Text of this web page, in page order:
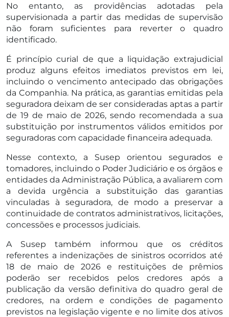
No entanto, as providências adotadas pela
supervisionada a partir das medidas de supervisão
não foram suficientes para reverter o quadro
identificado.
É princípio curial de que a liquidação extrajudicial
produz alguns efeitos imediatos previstos em lei,
incluindo o vencimento antecipado das obrigações
da Companhia. Na prática, as garantias emitidas pela
seguradora deixam de ser consideradas aptas a partir
de 19 de maio de 2026, sendo recomendada a sua
substituição por instrumentos válidos emitidos por
seguradoras com capacidade financeira adequada.
Nesse contexto, a Susep orientou segurados e
tomadores, incluindo o Poder Judiciário e os órgãos e
entidades da Administração Pública, a avaliarem com
a devida urgência a substituição das garantias
vinculadas à seguradora, de modo a preservar a
continuidade de contratos administrativos, licitações,
concessões e processos judiciais.
A Susep também informou que os créditos
referentes a indenizações de sinistros ocorridos até
18 de maio de 2026 e restituições de prêmios
poderão ser recebidos pelos credores após a
publicação da versão definitiva do quadro geral de
credores, na ordem e condições de pagamento
previstos na legislação vigente e no limite dos ativos